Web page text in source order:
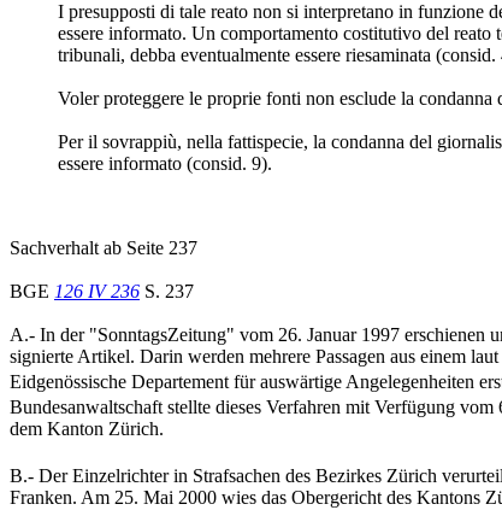
I presupposti di tale reato non si interpretano in funzione
essere informato. Un comportamento costitutivo del reato
tribunali, debba eventualmente essere riesaminata (consid.
Voler proteggere le proprie fonti non esclude la
Per il sovrappiù, nella fattispecie, la condanna del
essere informato (consid. 9).
Sachverhalt ab Seite 237
BGE 126 IV 236 S. 237
A.- In der "SonntagsZeitung" vom 26. Januar 1997
signierte Artikel. Darin werden mehrere Passagen aus einem
Eidgenössische Departement für auswärtige Angelegenheiten
Bundesanwaltschaft stellte dieses Verfahren mit Verfügung
dem Kanton Zürich.
B.- Der Einzelrichter in Strafsachen des Bezirkes Zürich
Franken. Am 25. Mai 2000 wies das Obergericht des Kantons